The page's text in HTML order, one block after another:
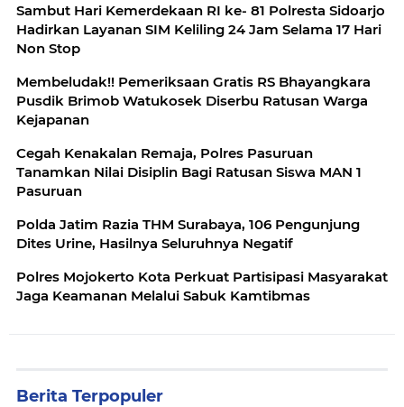
Sambut Hari Kemerdekaan RI ke- 81 Polresta Sidoarjo
Hadirkan Layanan SIM Keliling 24 Jam Selama 17 Hari
Non Stop
Membeludak!! Pemeriksaan Gratis RS Bhayangkara
Pusdik Brimob Watukosek Diserbu Ratusan Warga
Kejapanan
Cegah Kenakalan Remaja, Polres Pasuruan
Tanamkan Nilai Disiplin Bagi Ratusan Siswa MAN 1
Pasuruan
Polda Jatim Razia THM Surabaya, 106 Pengunjung
Dites Urine, Hasilnya Seluruhnya Negatif
Polres Mojokerto Kota Perkuat Partisipasi Masyarakat
Jaga Keamanan Melalui Sabuk Kamtibmas
Berita Terpopuler